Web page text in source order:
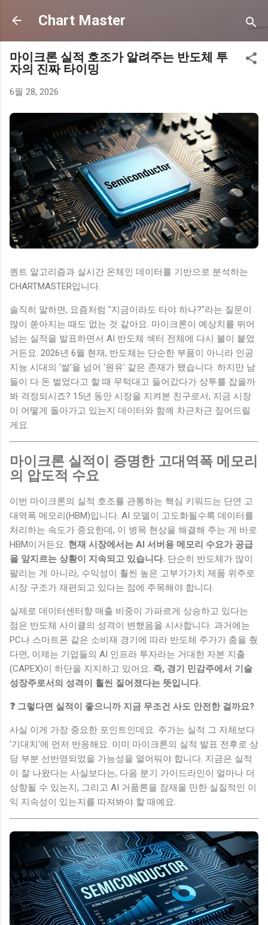
기본 콘텐츠로 건너뛰기
Chart Master
마이크론 실적 호조가 알려주는 반도체 투
자의 진짜 타이밍
6월 28, 2026
퀀트 알고리즘과 실시간 온체인 데이터를 기반으로 분석하는
CHARTMASTER입니다.
솔직히 말하면, 요즘처럼 "지금이라도 타야 하나?"라는 질문이
많이 쏟아지는 때도 없는 것 같아요. 마이크론이 예상치를 뛰어
넘는 실적을 발표하면서 AI 반도체 섹터 전체에 다시 불이 붙었
거든요. 2026년 6월 현재, 반도체는 단순한 부품이 아니라 인공
지능 시대의 '쌀'을 넘어 '원유' 같은 존재가 됐습니다. 하지만 남
들이 다 돈 벌었다고 할 때 무턱대고 들어갔다가 상투를 잡을까
봐 걱정되시죠? 15년 동안 시장을 지켜본 친구로서, 지금 시장
이 어떻게 돌아가고 있는지 데이터와 함께 차근차근 짚어드릴
게요.
마이크론 실적이 증명한 고대역폭 메모리
의 압도적 수요
이번 마이크론의 실적 호조를 관통하는 핵심 키워드는 단연 고
대역폭 메모리(HBM)입니다. AI 모델이 고도화될수록 데이터를
처리하는 속도가 중요한데, 이 병목 현상을 해결해 주는 게 바로
HBM이거든요. 현재 시장에서는 AI 서버용 메모리 수요가 공급
을 앞지르는 상황이 지속되고 있습니다. 단순히 반도체가 많이
팔리는 게 아니라, 수익성이 훨씬 높은 고부가가치 제품 위주로
시장 구조가 재편되고 있다는 점에 주목해야 합니다.
실제로 데이터센터향 매출 비중이 가파르게 상승하고 있다는
점은 반도체 사이클의 성격이 변했음을 시사합니다. 과거에는
PC나 스마트폰 같은 소비재 경기에 따라 반도체 주가가 춤을 췄
다면, 이제는 기업들의 AI 인프라 투자라는 거대한 자본 지출
(CAPEX)이 하단을 지지하고 있어요. 즉, 경기 민감주에서 기술
성장주로서의 성격이 훨씬 짙어졌다는 뜻입니다.
❓ 그렇다면 실적이 좋으니까 지금 무조건 사도 안전한 걸까요?
사실 이게 가장 중요한 포인트인데요. 주가는 실적 그 자체보다
'기대치'에 먼저 반응해요. 이미 마이크론의 실적 발표 전후로 상
당 부분 선반영되었을 가능성을 열어둬야 합니다. 지금은 실적
이 잘 나왔다는 사실보다는, 다음 분기 가이드라인이 얼마나 더
상향될 수 있는지, 그리고 AI 거품론을 잠재울 만한 실질적인 이
익 지속성이 있는지를 따져봐야 할 때예요.